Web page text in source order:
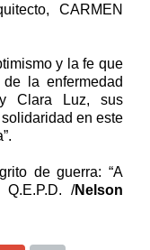
CARMEN
y la fe que
la enfermedad
Clara Luz, sus
en este
de guerra: “A
Q.E.P.D. /Nelson